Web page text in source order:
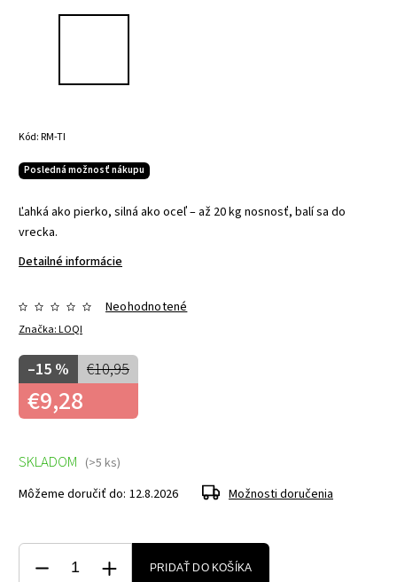
Kód:RM-TI
Posledná možnosť nákupu
Ľahká ako pierko, silná ako oceľ – až 20 kg nosnosť, balí sa do
vrecka.
Detailné informácie
Značka:LOQI
Neohodnotené
€10,95
–15 %
€9,28
SKLADOM (>5 ks)
Môžeme doručiť do: 12.8.2026 Možnosti doručenia
PRIDAŤ DO KOŠÍKA